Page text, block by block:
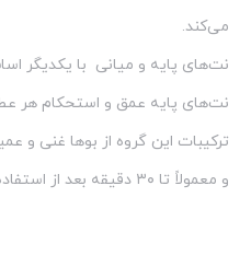
می‌کند.
نت‌های پایه و میانی با یکدیگر
نت‌های پایه عمق و استحکام هر
ترکیبات این گروه از بوها غنی و
و معمولاً تا ۳۰ دقیقه بعد از استفاده به مشام نمی‌رسند.